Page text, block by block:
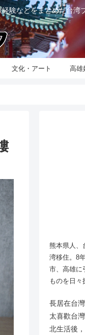
験などをまとめた台湾
文化・アート 高雄
熊本県人、
湾移住。8
市、高雄に
ものを日々
長居在台
太喜歡台
北生活後